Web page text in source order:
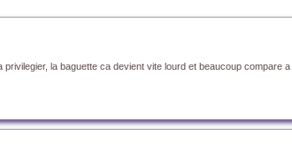
la baguette ca devient vite lourd et beaucoup compare